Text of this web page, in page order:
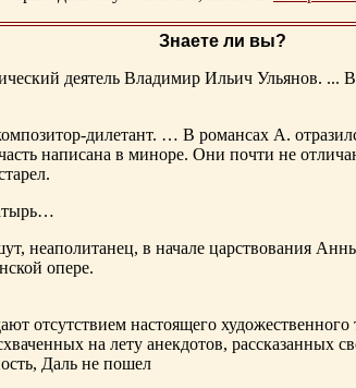
Знаете ли вы?
деятель Владимир Ильич Ульянов. ...
дилетант. … В романсах А.
написана в миноре. Они почти не
неаполитанец, в начале царствования
опере.
отсутствием настоящего художественного
на лету анекдотов, рассказанных
Даль не пошел